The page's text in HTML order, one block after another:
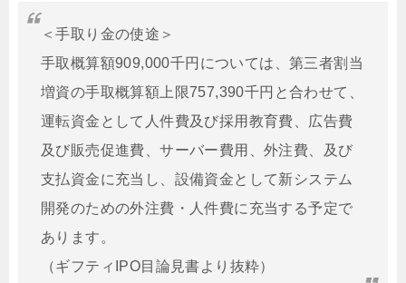
＜手取り金の使途＞
手取概算額909,000千円については、第三者割当
増資の手取概算額上限757,390千円と合わせて、
運転資金として人件費及び採用教育費、広告費
及び販売促進費、サーバー費用、外注費、及び
支払資金に充当し、設備資金として新システム
開発のための外注費・人件費に充当する予定で
あります。
（ギフティIPO目論見書より抜粋）